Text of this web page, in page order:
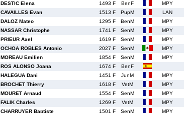
DESTIC Elena 1493 F BenF MPY
CAVAILLES Evan 1513 F PupM LAN
DALOZ Mateo 1295 F BenM MPY
NASSAR Christophe 1741 F SenM MPY
PRIEUR Axel 1619 F SenM MPY
OCHOA ROBLES Antonio 2027 F SenM MPY
MOREAU Emilien 1854 F SenM MPY
ROS ALONSO Joana 1674 F BenF
HALEGUA Dani 1451 F JunM MPY
BROCHET Thierry 1618 F VetM MPY
MOURET Arnaud 1554 F SenM MPY
FALIK Charles 1269 F VetM MPY
CHARRUYER Baptiste 1501 F SenM MPY